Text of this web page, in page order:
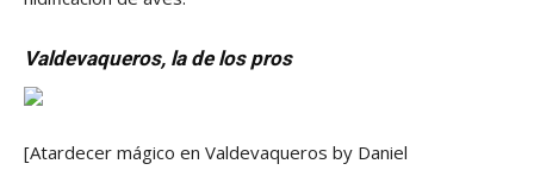
Valdevaqueros, la de los pros
[Atardecer mágico en Valdevaqueros by Daniel